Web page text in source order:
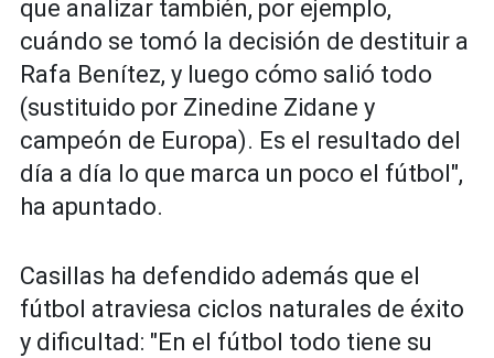
que analizar también, por ejemplo,
cuándo se tomó la decisión de destituir a
Rafa Benítez, y luego cómo salió todo
(sustituido por Zinedine Zidane y
campeón de Europa). Es el resultado del
día a día lo que marca un poco el fútbol",
ha apuntado.
Casillas ha defendido además que el
fútbol atraviesa ciclos naturales de éxito
y dificultad: "En el fútbol todo tiene su